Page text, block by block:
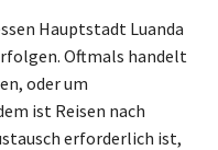
Hauptstadt Luanda
Oftmals handelt
oder um
ist Reisen nach
erforderlich ist,